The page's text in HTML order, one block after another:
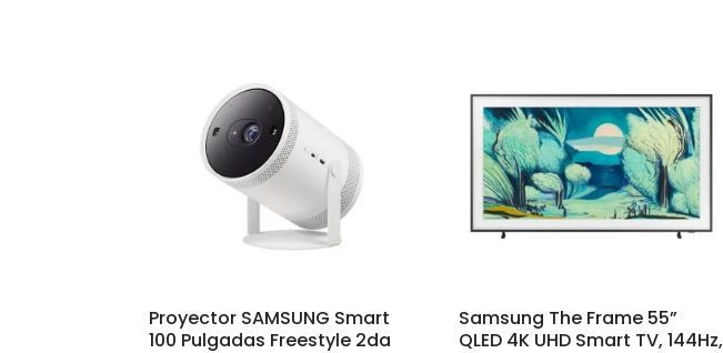
Proyector SAMSUNG Smart
100 Pulgadas Freestyle 2da
Samsung The Frame 55”
QLED 4K UHD Smart TV, 144Hz,